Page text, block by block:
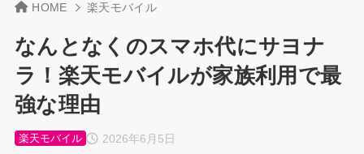
HOME 楽天モバイル
なんとなくのスマホ代にサヨナ
ラ！楽天モバイルが家族利用で最
強な理由
2026年6月5日
楽天モバイル